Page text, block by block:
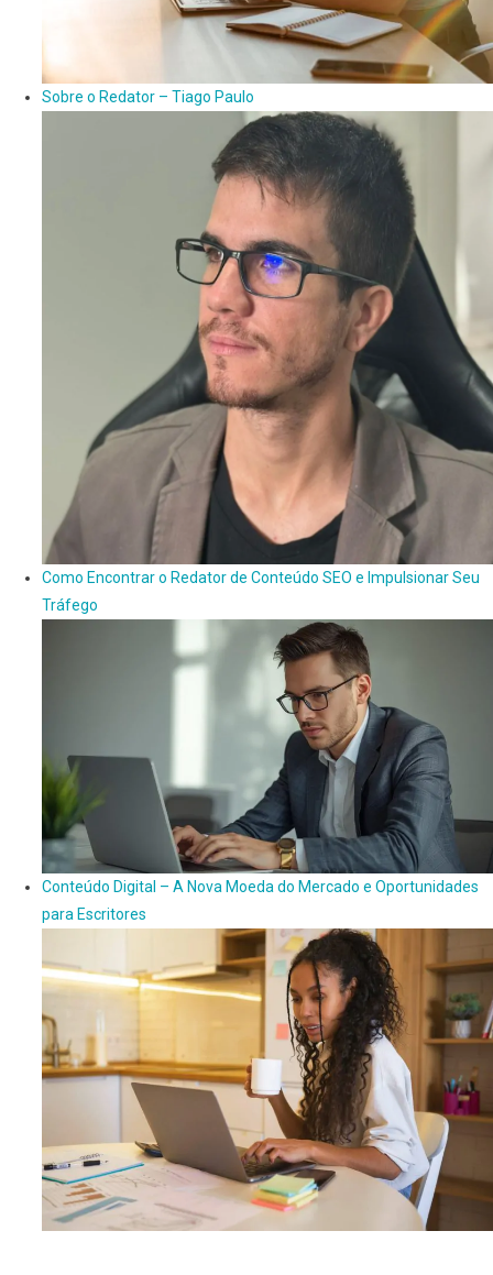
Sobre o Redator – Tiago Paulo
Como Encontrar o Redator de Conteúdo SEO e Impulsionar Seu
Tráfego
Conteúdo Digital – A Nova Moeda do Mercado e Oportunidades
para Escritores